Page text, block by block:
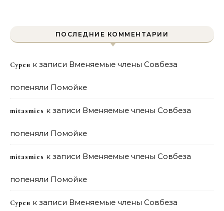
ПОСЛЕДНИЕ КОММЕНТАРИИ
Сурен к записи Вменяемые члены Совбеза
попеняли Помойке
mitasmies к записи Вменяемые члены Совбеза
попеняли Помойке
mitasmies к записи Вменяемые члены Совбеза
попеняли Помойке
Сурен к записи Вменяемые члены Совбеза